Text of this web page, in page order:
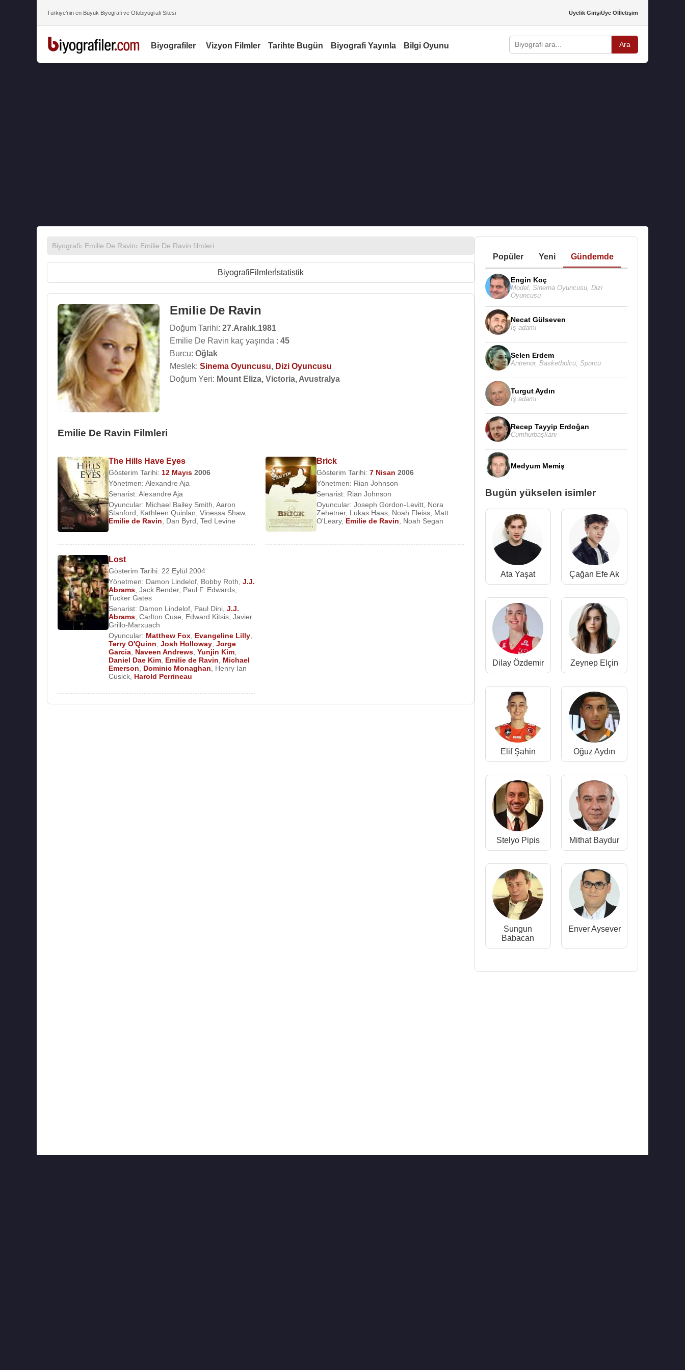
Türkiye’nin en Büyük Biyografi ve Otobiyografi Sitesi Üyelik GirişiÜye Olİletişim
Biyografiler Vizyon Filmler Tarihte Bugün Biyografi Yayınla Bilgi Oyunu Ara
Biyografi› Emilie De Ravin› Emilie De Ravin filmleri
BiyografiFilmlerİstatistik
Emilie De Ravin
Doğum Tarihi: 27.Aralık.1981
Emilie De Ravin kaç yaşında : 45
Burcu: Oğlak
Meslek: Sinema Oyuncusu, Dizi Oyuncusu
Doğum Yeri: Mount Eliza, Victoria, Avustralya
Emilie De Ravin Filmleri
The Hills Have Eyes
Gösterim Tarihi: 12 Mayıs 2006
Yönetmen: Alexandre Aja
Senarist: Alexandre Aja
Oyuncular: Michael Bailey Smith Aaron
Stanford
Kathleen Quinlan Vinessa Shaw,
Emilie de Ravin
Dan Byrd Ted Levine
Brick
Gösterim Tarihi:7 Nisan 2006
Yönetmen: Rian Johnson
Senarist: Rian Johnson
Oyuncular:Joseph Gordon-Levitt Nora
Zehetner, Lukas Haas Noah Fleiss Matt
O'Leary, Emilie de Ravin Noah Segan
Lost
Gösterim Tarihi: 22 Eylül 2004
Yönetmen: Damon Lindelof Bobby Roth J.J.
Abrams Jack Bender, Paul F. Edwards
Tucker Gates
Senarist: Damon Lindelof Paul Dini J.J.
Abrams Carlton Cuse Edward Kitsis Javier
Grillo-Marxuach
Oyuncular: Matthew Fox Evangeline Lilly
Terry O'Quinn Josh Holloway Jorge
Garcia Naveen Andrews Yunjin Kim
Daniel Dae Kim Emilie de Ravin
Michael
Emerson
Dominic Monaghan
Henry Ian
Cusick Harold Perrineau
Popüler Yeni Gündemde
Engin Koç
Model, Sinema Oyuncusu, Dizi
Oyuncusu
Necat Gülseven
İş adamı
Selen Erdem
Antrenör, Basketbolcu, Sporcu
Turgut Aydın
İş adamı
Recep Tayyip Erdoğan
Cumhurbaşkanı
Medyum Memiş
Bugün yükselen isimler
Ata Yaşat Çağan Efe Ak
Dilay Özdemir Zeynep Elçin
Elif Şahin Oğuz Aydın
Stelyo Pipis Mithat Baydur
Sungun
Babacan
Enver Aysever